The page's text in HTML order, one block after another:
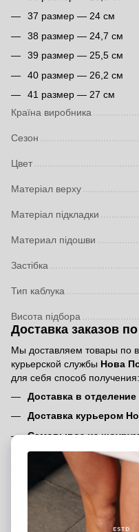
37 размер — 24 см
38 размер — 24,7 см
39 размер — 25,5 см
40 размер — 26,2 см
41 размер — 27 см
Країна виробника
Сезон
Цвет
Матеріал верху
Матеріал підкладки
Материал підошви
Застібка
Тип каблука
Висота підбора
Доставка заказов
Мы доставляем товары по
курьерской службы Нова
для себя способ получения:
Доставка в
Доставка курьером
Самовывоз из
можете забрать заказ
Отправка заказа
Стоимость доставки —
службы
Нова Пошта
Международная